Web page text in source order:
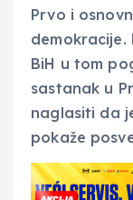
Prvo i
demokracije.
BiH u tom
sastanak u
naglasiti da
pokaže